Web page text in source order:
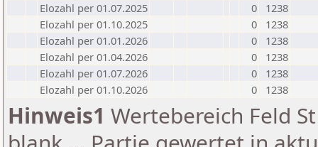
Elozahl per 01.07.2025
0
1238
Elozahl per 01.10.2025
0
1238
Elozahl per 01.01.2026
0
1238
Elozahl per 01.04.2026
0
1238
Elozahl per 01.07.2026
0
1238
Elozahl per 01.10.2026
0 1238
Hinweis1 Wertebereich Feld